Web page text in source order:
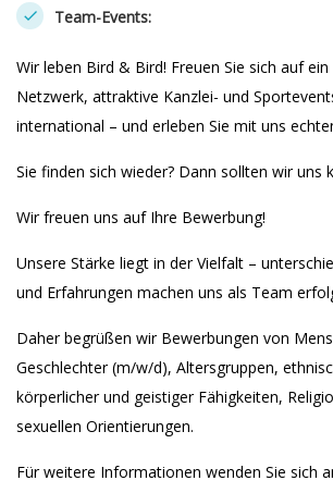
Team-Events:
Wir leben Bird & Bird! Freuen Sie sich auf
Netzwerk, attraktive Kanzlei- und
international – und erleben Sie mit uns
Sie finden sich wieder? Dann sollten wir uns
Wir freuen uns auf Ihre Bewerbung!
Unsere Stärke liegt in der Vielfalt –
und Erfahrungen machen uns als Team
Daher begrüßen wir Bewerbungen von
Geschlechter (m/w/d), Altersgruppen,
körperlicher und geistiger Fähigkeiten,
sexuellen Orientierungen.
Für weitere Informationen wenden Sie sich